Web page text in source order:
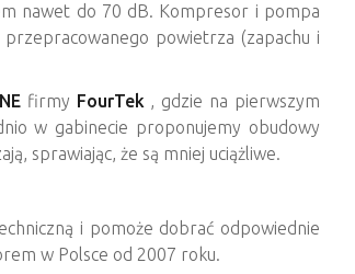
nawet do 70 dB. Kompresor i pompa
powietrza (zapachu i
firmy FourTek , gdzie na pierwszym
w gabinecie proponujemy obudowy
sprawiając, że są mniej uciążliwe.
i pomoże dobrać odpowiednie
w Polsce od 2007 roku.